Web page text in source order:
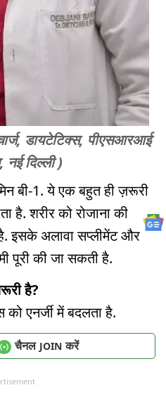
डायटेटिक्स, पीएसआरआई
नई दिल्ली )
बी-1. ये एक बहुत ही ज़रूरी
है. शरीर को रोजाना की
इसके अलावा सप्लीमेंट और
पूरी की जा सकती है.
है?
को एनर्जी में बदलता है.
चैनल JOIN करें